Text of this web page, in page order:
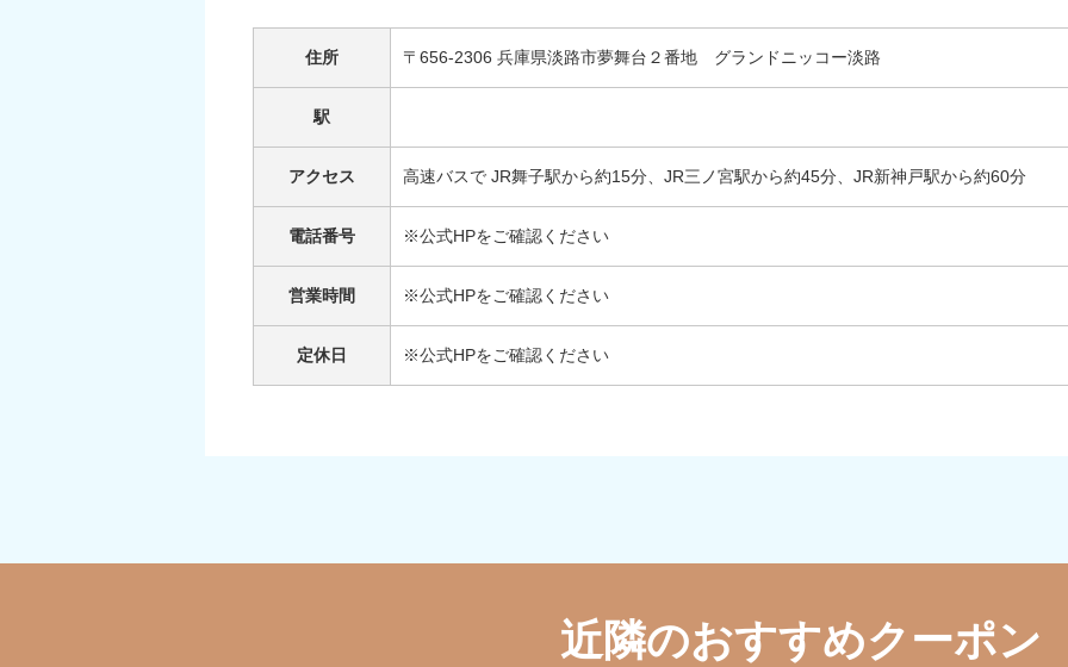
住所 〒656-2306 兵庫県淡路市夢舞台２番地 グランドニッコー淡路
駅
アクセス 高速バスで JR舞子駅から約15分、JR三ノ宮駅から約45分、JR新神戸駅から約60分
電話番号 ※公式HPをご確認ください
営業時間 ※公式HPをご確認ください
定休日 ※公式HPをご確認ください
近隣のおすすめクーポン